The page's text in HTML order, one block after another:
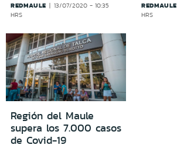
REDMAULE
13/07/2020 - 10:35
HRS
REDMAULE
HRS
Región del Maule
supera los 7.000 casos
de Covid-19